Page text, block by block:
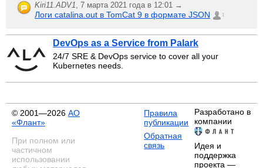
Kiri11.ADV1, 7 марта 2021 года в 12:01 →
Логи catalina.out в TomCat 9 в формате JSON 1
DevOps as a Service from Palark
24/7 SRE & DevOps service to cover all your
Kubernetes needs.
© 2001—2026 АО
«Флант»
При полном или
частичном
использовании
Правила
публикации
Обратная
связь
Разработано в
компании
Идея и
поддержка
проекта —